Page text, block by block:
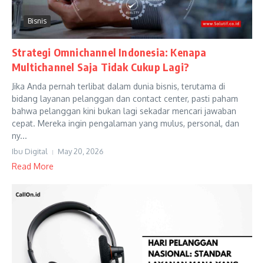
Bisnis
Strategi Omnichannel Indonesia: Kenapa
Multichannel Saja Tidak Cukup Lagi?
Jika Anda pernah terlibat dalam dunia bisnis, terutama di
bidang layanan pelanggan dan contact center, pasti paham
bahwa pelanggan kini bukan lagi sekadar mencari jawaban
cepat. Mereka ingin pengalaman yang mulus, personal, dan
ny...
Ibu Digital May 20, 2026
Read More